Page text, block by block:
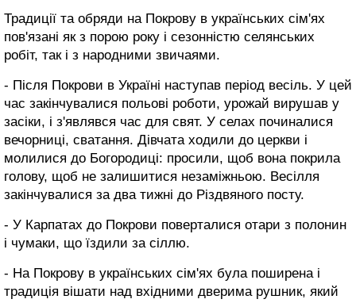
Традиції та обряди на Покрову в українських сім'ях
пов'язані як з порою року і сезонністю селянських
робіт, так і з народними звичаями.
- Після Покрови в Україні наступав період весіль. У цей
час закінчувалися польові роботи, урожай вирушав у
засіки, і з'являвся час для свят. У селах починалися
вечорниці, сватання. Дівчата ходили до церкви і
молилися до Богородиці: просили, щоб вона покрила
голову, щоб не залишитися незаміжньою. Весілля
закінчувалися за два тижні до Різдвяного посту.
- У Карпатах до Покрови поверталися отари з полонин
і чумаки, що їздили за сіллю.
- На Покрову в українських сім'ях була поширена і
традиція вішати над вхідними дверима рушник, який